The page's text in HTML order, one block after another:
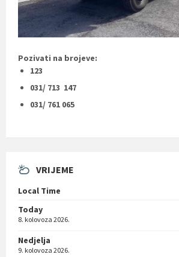
Pozivati na brojeve:
123
031/ 713 147
031/ 761 065
VRIJEME
Local Time
Today
8. kolovoza 2026.
Nedjelja
9. kolovoza 2026.